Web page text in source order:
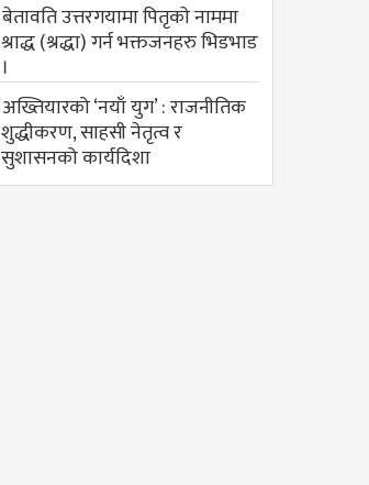
बेतावति उत्तरगयामा पितृकाे नाममा
श्राद्ध (श्रद्धा) गर्न भक्तजनहरु भिडभाड
।
अख्तियारको ‘नयाँ युग’ : राजनीतिक
शुद्धीकरण, साहसी नेतृत्व र
सुशासनको कार्यदिशा